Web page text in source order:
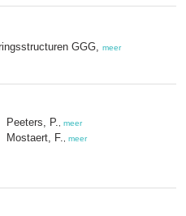
GGG, meer
Peeters, P. meer
Mostaert, F. meer